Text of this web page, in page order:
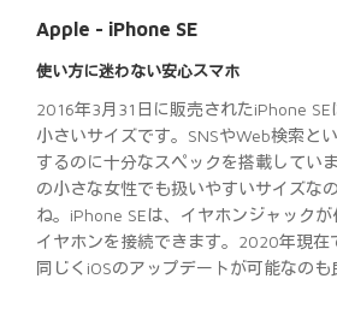
Apple - iPhone SE
使い方に迷わない安心スマホ
2016年3月31日に販売されたiPhone
小さいサイズです。SNSやWeb検索と
するのに十分なスペックを搭載してい
の小さな女性でも扱いやすいサイズな
ね。iPhone SEは、イヤホンジャック
イヤホンを接続できます。2020年現在
同じくiOSのアップデートが可能なのも